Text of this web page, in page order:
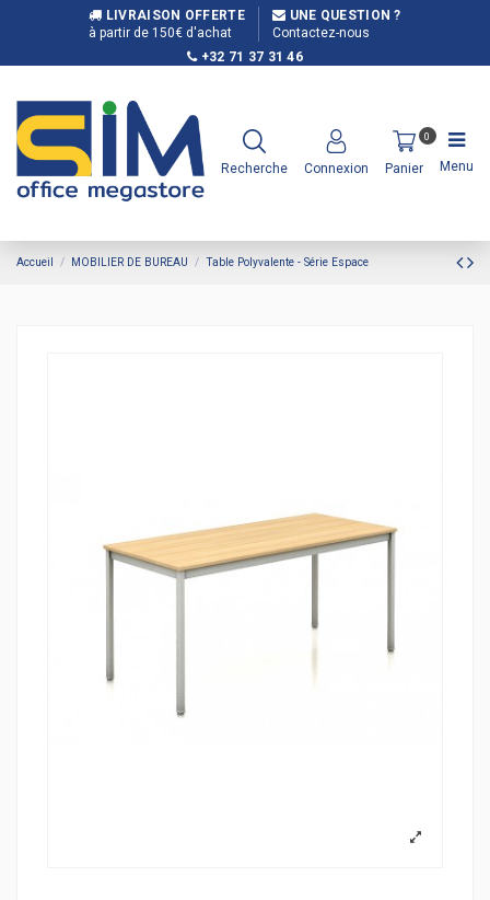
LIVRAISON OFFERTE
à partir de 150€ d'achat
UNE QUESTION ?
Contactez-nous
+32 71 37 31 46
Recherche Connexion
0
Panier Menu
Accueil MOBILIER DE BUREAU Table Polyvalente - Série Espace